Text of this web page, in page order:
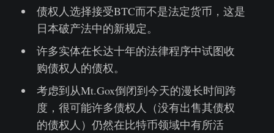
债权人选择接受BTC而不是法定货币，这是
日本破产法中的新规定。
许多实体在长达十年的法律程序中试图收
购债权人的债权。
考虑到从Mt.Gox倒闭到今天的漫长时间跨
度，很可能许多债权人（没有出售其债权
的债权人）仍然在比特币领域中有所活